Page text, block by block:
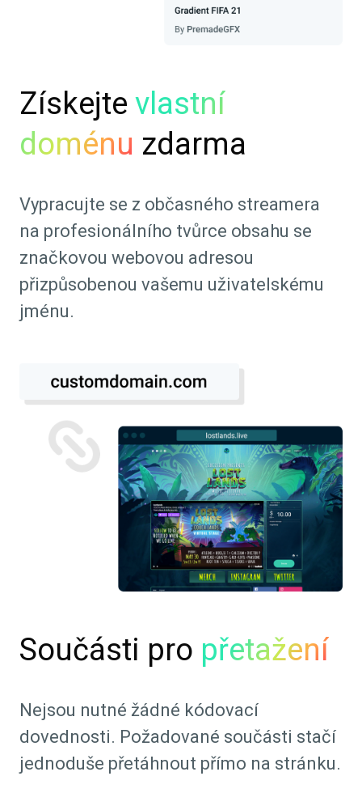
Získejte vlastní
doménu zdarma
Vypracujte se z občasného streamera
na profesionálního tvůrce obsahu se
značkovou webovou adresou
přizpůsobenou vašemu uživatelskému
jménu.
Součásti pro přetažení
Nejsou nutné žádné kódovací
dovednosti. Požadované součásti stačí
jednoduše přetáhnout přímo na stránku.